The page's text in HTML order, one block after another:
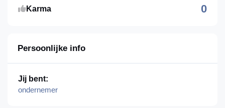
Karma 0
Persoonlijke info
Jij bent:
ondernemer